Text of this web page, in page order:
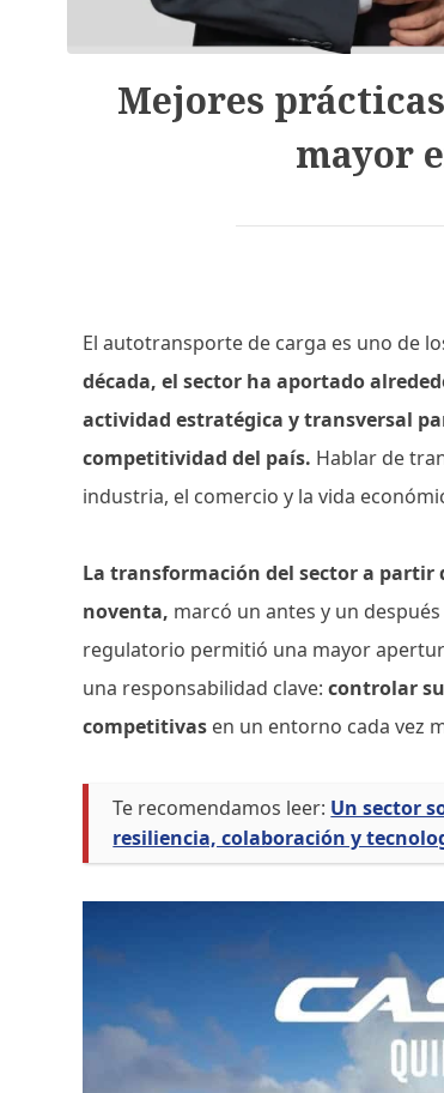
Mejores
mayor
El autotransporte de carga es uno de
década, el sector ha aportado
actividad estratégica y transversal
competitividad del país. Hablar de
industria, el comercio y la vida
La transformación del sector a partir
noventa, marcó un antes y un
regulatorio permitió una mayor
una responsabilidad clave:controlar
competitivas en un entorno cada vez
Te recomendamos leer: Un sector
resiliencia, colaboración y